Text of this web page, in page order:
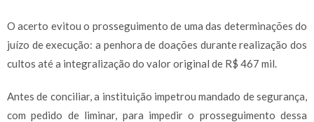
O acerto evitou o prosseguimento de uma das determinações do
juízo de execução: a penhora de doações durante realização dos
cultos até a integralização do valor original de R$ 467 mil.
Antes de conciliar, a instituição impetrou mandado de segurança,
com pedido de liminar, para impedir o prosseguimento dessa